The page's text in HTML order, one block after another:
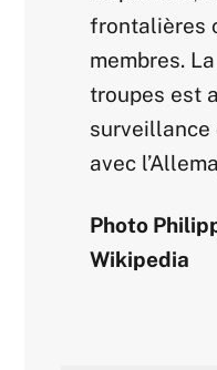
frontalières
membres.
troupes est
avec
Photo
Wikipedia